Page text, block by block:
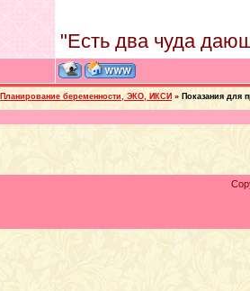
"Есть два чуда
Планирование беременности, ЭКО, ИКСИ » Показания для